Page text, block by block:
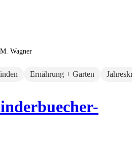
Wagner
Ernährung + Garten